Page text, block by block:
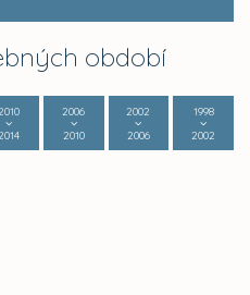
období
2006
2010
2002
2006
1998
2002